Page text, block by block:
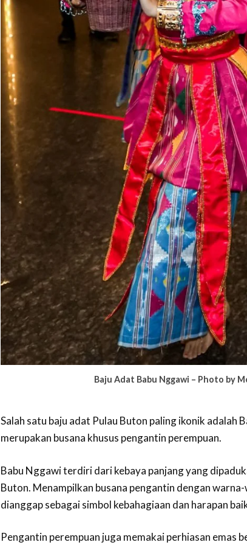
Baju Adat Babu Nggawi – Photo by
Salah satu baju adat Pulau Buton paling ikonik adalah
merupakan busana khusus pengantin perempuan.
Babu Nggawi terdiri dari kebaya panjang yang
Buton. Menampilkan busana pengantin dengan
dianggap sebagai simbol kebahagiaan dan harapan
Pengantin perempuan juga memakai perhiasan emas